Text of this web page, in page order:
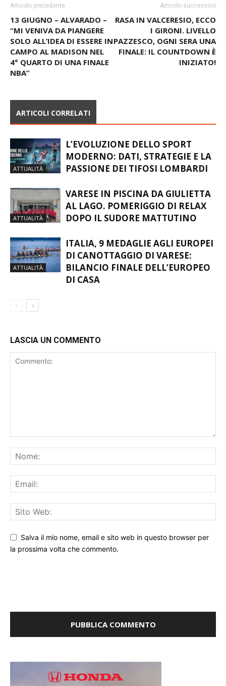
“MI VENIVA DA PIANGERE
SOLO ALL’IDEA DI ESSERE IN
CAMPO AL MADISON NEL
4° QUARTO DI UNA FINALE
NBA”
PAZZESCO, OGNI SERA UNA
FINALE: IL COUNTDOWN È
INIZIATO!
ATTUALITÀ
L’EVOLUZIONE DELLO SPORT
PASSIONE DEI TIFOSI LOMBARDI
ATTUALITÀ
VARESE IN PISCINA DA GIULIETTA
DOPO IL SUDORE MATTUTINO
ATTUALITÀ
ITALIA, 9 MEDAGLIE AGLI EUROPEI
BILANCIO FINALE DELL’EUROPEO
DI CASA
Salva il mio nome, email e sito web in questo browser per